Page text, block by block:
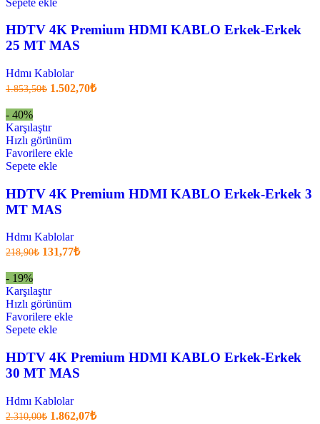
HDTV 4K Premium HDMI KABLO Erkek-Erkek
25 MT MAS
Hdmı Kablolar
1.853,50₺ Orijinal
1.502,70₺Şu
- 40%
Karşılaştır
Hızlı görünüm
Favorilere ekle
Sepete ekle
HDTV 4K Premium HDMI KABLO Erkek-Erkek 3
MT MAS
Hdmı Kablolar
218,90₺ Orijinal
131,77₺Şu
- 19%
Karşılaştır
Hızlı görünüm
Favorilere ekle
Sepete ekle
HDTV 4K Premium HDMI KABLO Erkek-Erkek
30 MT MAS
Hdmı Kablolar
2.310,00₺ Orijinal
1.862,07₺Şu